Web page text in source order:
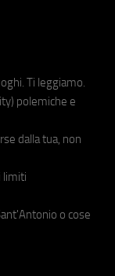
Ti leggiamo.
polemiche e
dalla tua, non
limiti
o cose